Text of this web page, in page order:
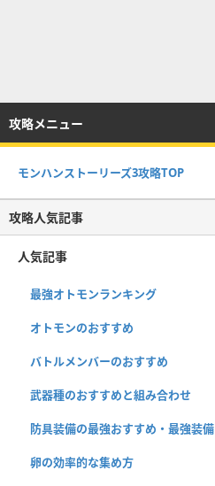
攻略メニュー
モンハンストーリーズ3攻略TOP
攻略人気記事
人気記事
最強オトモンランキング
オトモンのおすすめ
バトルメンバーのおすすめ
武器種のおすすめと組み合わせ
防具装備の最強おすすめ・最強装備
卵の効率的な集め方